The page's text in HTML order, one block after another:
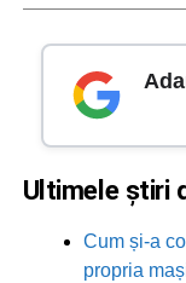
Ultimele știri
Cum și-a
propria